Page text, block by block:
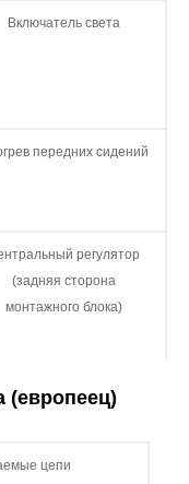
Включатель света
передних сидений
регулятор
(задняя сторона
монтажного блока)
(европеец)
цепи